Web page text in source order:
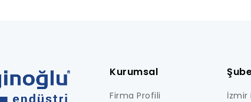
Kurumsal
Firma Profili
İzmir